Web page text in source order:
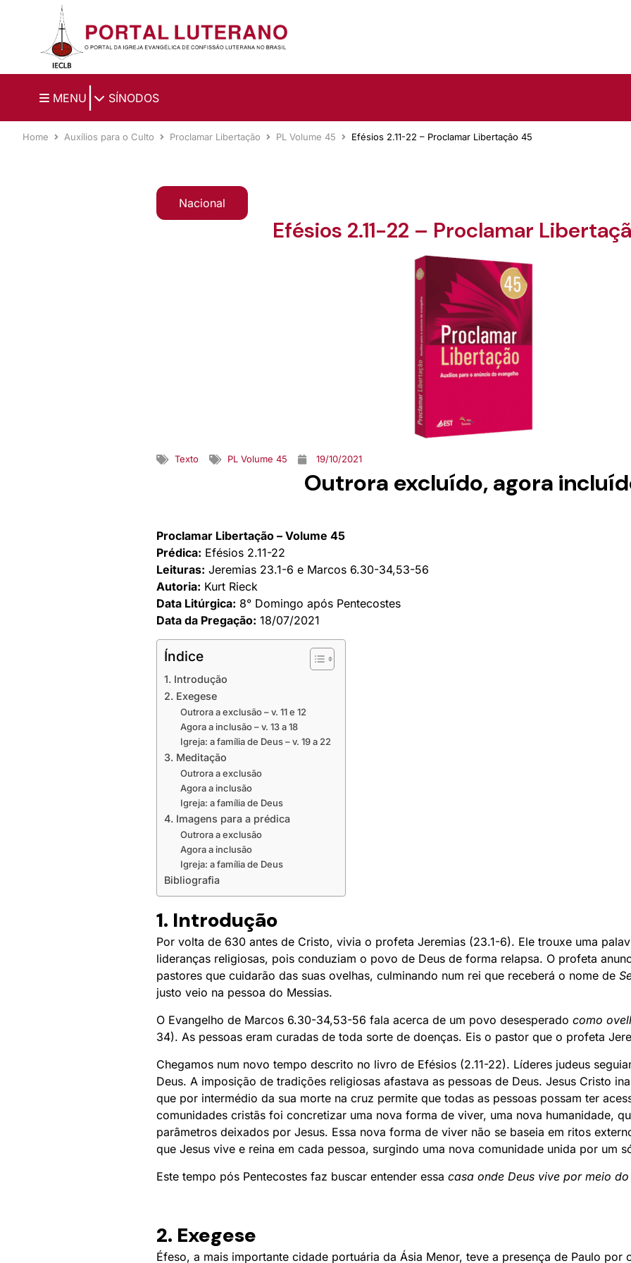
Ir para o conteúdo principal
MENU SÍNODOS
Home Auxílios para o Culto Proclamar Libertação PL Volume 45 Efésios 2.11-22 – Proclamar Libertação 45
Nacional
Efésios 2.11-22 – Proclamar
Texto PL Volume 45 19/10/2021
Outrora excluído, agora
Proclamar Libertação – Volume 45
Prédica: Efésios 2.11-22
Leituras: Jeremias 23.1-6 e Marcos 6.30-34,53-56
Autoria: Kurt Rieck
Data Litúrgica: 8° Domingo após Pentecostes
Data da Pregação: 18/07/2021
Índice
1. Introdução
2. Exegese
Outrora a exclusão – v. 11 e 12
Agora a inclusão – v. 13 a 18
Igreja: a família de Deus – v. 19 a 22
3. Meditação
Outrora a exclusão
Agora a inclusão
Igreja: a família de Deus
4. Imagens para a prédica
Outrora a exclusão
Agora a inclusão
Igreja: a família de Deus
Bibliografia
1. Introdução
Por volta de 630 antes de Cristo, vivia o profeta Jeremias (23.1-6). Ele trouxe uma
lideranças religiosas, pois conduziam o povo de Deus de forma relapsa. O profeta
pastores que cuidarão das suas ovelhas, culminando num rei que receberá o nome de
justo veio na pessoa do Messias.
O Evangelho de Marcos 6.30-34,53-56 fala acerca de um povo desesperado como
34). As pessoas eram curadas de toda sorte de doenças. Eis o pastor que o profeta
Chegamos num novo tempo descrito no livro de Efésios (2.11-22). Líderes judeus
Deus. A imposição de tradições religiosas afastava as pessoas de Deus. Jesus Cristo
que por intermédio da sua morte na cruz permite que todas as pessoas possam ter
comunidades cristãs foi concretizar uma nova forma de viver, uma nova humanidade,
parâmetros deixados por Jesus. Essa nova forma de viver não se baseia em ritos
que Jesus vive e reina em cada pessoa, surgindo uma nova comunidade unida por um
Este tempo pós Pentecostes faz buscar entender essa casa onde Deus vive por meio
2. Exegese
Éfeso, a mais importante cidade portuária da Ásia Menor, teve a presença de Paulo por